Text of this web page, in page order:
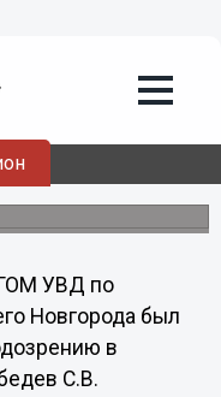
посадили на
произошел разрыв
УВД по
Новгорода был
в
С.В.